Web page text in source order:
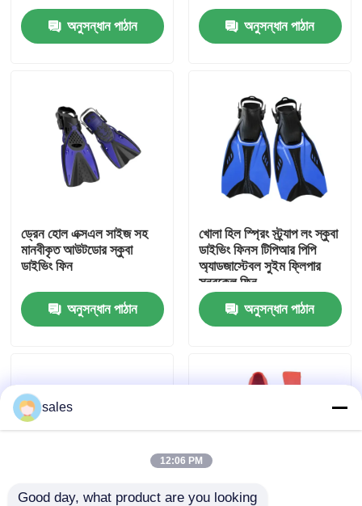
বাড়ি
আমাদের সম্পর্কে
কারখানা ভ্রমণ
যোগাযোগ করুন
খবর
উদ্ধৃতির জন্য আবেদন
নিরাপত্তা চশমা গগলস
অনুসন্ধান পাঠান অনুসন্ধান পাঠান
ড্রেন হোল এক্সএল সাইজ সহ
মানবীকৃত আউটডোর স্কুবা
ডাইভিং ফিন
অনুসন্ধান পাঠান
খোলা হিল স্প্রিং স্ট্র্যাপ লং স্কুবা
ডাইভিং ফিনস টিপিআর পিপি
অ্যাডজাস্টেবল সুইম ফ্লিপার
স্নরকেল ফিন
অনুসন্ধান পাঠান
sales
12:06 PM
Good day, what product are you looking